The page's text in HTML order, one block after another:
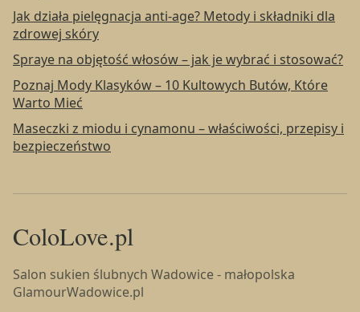
Jak działa pielęgnacja anti-age? Metody i składniki dla
zdrowej skóry
Spraye na objętość włosów – jak je wybrać i stosować?
Poznaj Mody Klasyków – 10 Kultowych Butów, Które
Warto Mieć
Maseczki z miodu i cynamonu – właściwości, przepisy i
bezpieczeństwo
ColoLove.pl
Salon sukien ślubnych Wadowice - małopolska
GlamourWadowice.pl